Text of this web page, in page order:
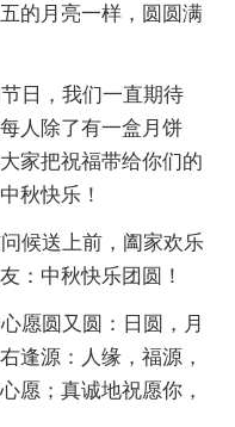
的月亮一样，圆圆满
日，我们一直期待
人除了有一盒月饼
家把祝福带给你们的
秋快乐！
候送上前，阖家欢乐
：中秋快乐团圆！
愿圆又圆：日圆，月
逢源：人缘，福源，
愿；真诚地祝愿你，